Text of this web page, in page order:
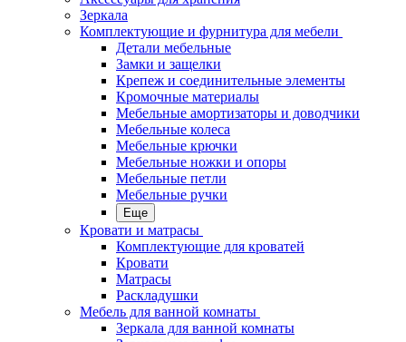
Зеркала
Комплектующие и фурнитура для мебели
Детали мебельные
Замки и защелки
Крепеж и соединительные элементы
Кромочные материалы
Мебельные амортизаторы и доводчики
Мебельные колеса
Мебельные крючки
Мебельные ножки и опоры
Мебельные петли
Мебельные ручки
Еще
Кровати и матрасы
Комплектующие для кроватей
Кровати
Матрасы
Раскладушки
Мебель для ванной комнаты
Зеркала для ванной комнаты